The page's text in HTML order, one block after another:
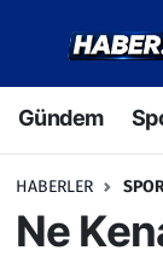
Gündem
HABERLER
Ne
Gündem
Spor
Dünya
Hava
Trafik
Süper